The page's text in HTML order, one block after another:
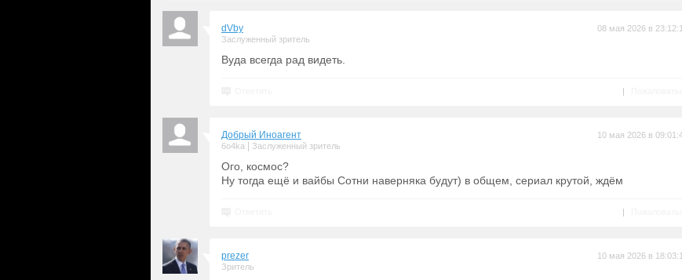
dVby
Заслуженный зритель
08 мая 2026 в
Вуда всегда рад видеть.
|
Добрый Иноагент
6o4ka Заслуженный зритель
10 мая 2026 в
Ого, космос?
Ну тогда ещё и вайбы Сотни наверняка будут) в общем, сериал крутой, ждём
|
prezer
Зритель
10 мая 2026 в